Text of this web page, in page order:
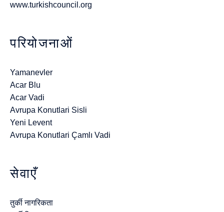
www.turkishcouncil.org
परियोजनाओं
Yamanevler
Acar Blu
Acar Vadi
Avrupa Konutlari Sisli
Yeni Levent
Avrupa Konutlari Çamlı Vadi
सेवाएँ
तुर्की नागरिकता